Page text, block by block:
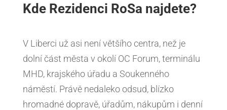
Kde Rezidenci RoSa najdete?
V Liberci už asi není většího centra, než je
dolní část města v okolí OC Forum, terminálu
MHD, krajského úřadu a Soukenného
náměstí. Právě nedaleko odsud, blízko
hromadné dopravě, úřadům, nákupům i denní